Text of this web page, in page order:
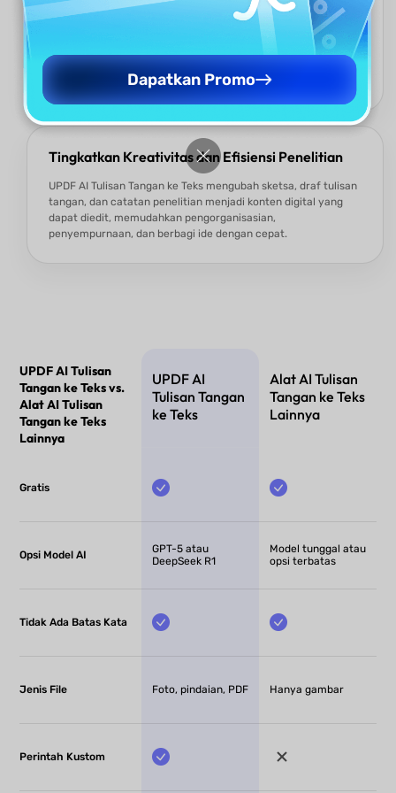
menjadi teks digital yang sepenuhnya dapat diedit,
memungkinkan Anda mencari, mengatur, dan
memodifikasinya dengan mudah. Anda dapat mengakses dan
berbagi catatan kapan saja, dari perangkat apa pun, membuat
kolaborasi dan tinjauan lebih cepat dan nyaman.
Tingkatkan Kreativitas dan Efisiensi Penelitian
UPDF AI Tulisan Tangan ke Teks mengubah sketsa, draf tulisan
tangan, dan catatan penelitian menjadi konten digital yang
dapat diedit, memudahkan pengorganisasian,
penyempurnaan, dan berbagi ide dengan cepat.
UPDF AI Tulisan
Tangan ke Teks vs.
Alat AI Tulisan
Tangan ke Teks
Lainnya
UPDF AI
Tulisan Tangan
ke Teks
Alat AI Tulisan
Tangan ke Teks
Lainnya
Gratis
Opsi Model AI
GPT-5 atau
DeepSeek R1
Model tunggal atau
opsi terbatas
Tidak Ada Batas Kata
Jenis File Foto, pindaian, PDF Hanya gambar
Perintah Kustom
Dapatkan Promo